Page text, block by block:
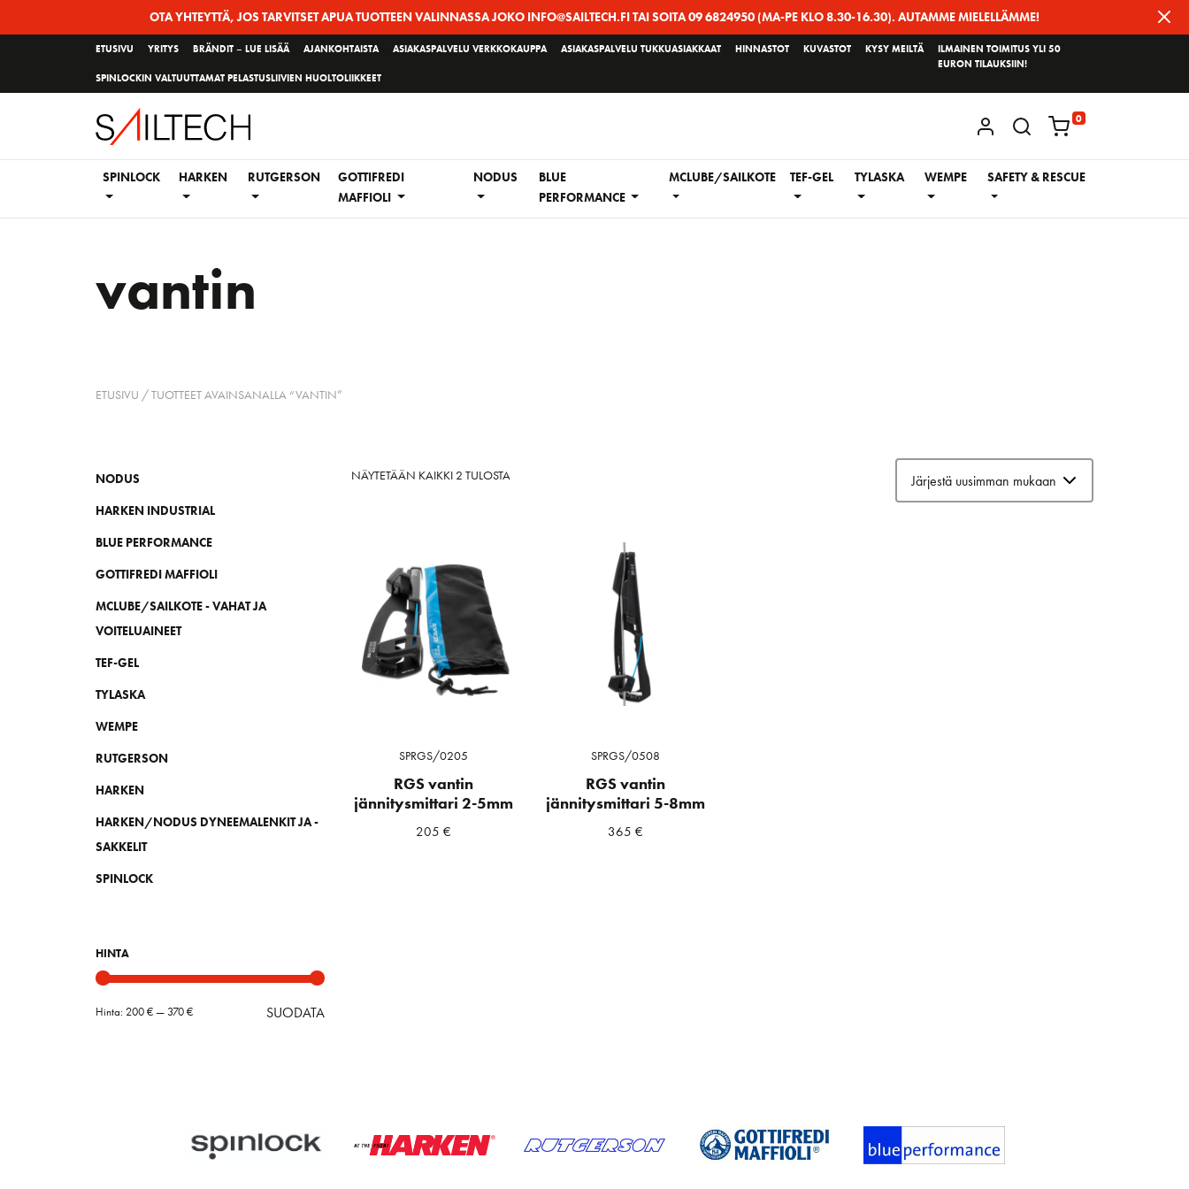
OTA YHTEYTTÄ, JOS TARVITSET APUA TUOTTEEN VALINNASSA JOKO INFO@SAILTECH.FI TAI SOITA 09 6824950 (MA-PE KLO 8.30-16.30). AUTAMME MIELELLÄMME!
ETUSIVU YRITYS BRÄNDIT – LUE LISÄÄ AJANKOHTAISTA ASIAKASPALVELU VERKKOKAUPPA ASIAKASPALVELU TUKKUASIAKKAAT HINNASTOT KUVASTOT KYSY MEILTÄ
SPINLOCKIN VALTUUTTAMAT PELASTUSLIIVIEN HUOLTOLIIKKEET
ILMAINEN TOIMITUS YLI 50
EURON TILAUKSIIN!
KIRJAUDU / REKISTERÖIDY
0
SPINLOCK HARKEN RUTGERSON
GOTTIFREDI
MAFFIOLI
NODUS
BLUE
PERFORMANCE
MCLUBE/SAILKOTE TEF-GEL TYLASKA WEMPE SAFETY & RESCUE
vantin
ETUSIVU / TUOTTEET AVAINSANALLA “VANTIN”
NODUS
HARKEN INDUSTRIAL
BLUE PERFORMANCE
GOTTIFREDI MAFFIOLI
MCLUBE/SAILKOTE - VAHAT JA
VOITELUAINEET
TEF-GEL
TYLASKA
WEMPE
RUTGERSON
HARKEN
HARKEN/NODUS DYNEEMALENKIT JA -
SAKKELIT
SPINLOCK
HINTA
Minimihinta
Maksimihinta
SUODATA
Hinta: 200 €— 370 €
NÄYTETÄÄN KAIKKI 2 TULOSTA
SPRGS/0205
RGS vantin
jännitysmittari 2-5mm
205 €
SPRGS/0508
RGS vantin
jännitysmittari 5-8mm
365 €